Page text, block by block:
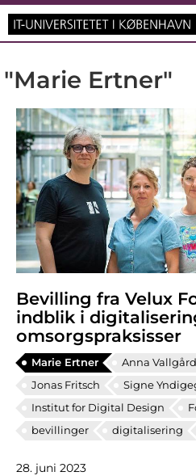
"Marie Ertner"
Bevilling fra Velux
indblik i
omsorgspraksisser
Marie Ertner Anna
Jonas Fritsch
Signe
Institut for Digital Design
bevillinger
digitalisering
28. juni 2023